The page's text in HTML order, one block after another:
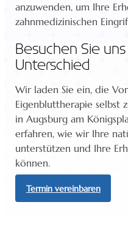
anzuwenden, um Ihre
zahnmedizinischen
Besuchen Sie
Unterschied
Wir laden Sie ein, die
Eigenbluttherapie selbst
in Augsburg am
erfahren, wie wir Ihre
unterstützen und Ihre
können.
Termin vereinbaren